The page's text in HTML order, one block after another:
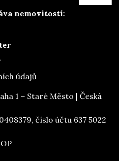
nemovitostí:
údajů
1 – Staré Město | Česká
číslo účtu 637 5022